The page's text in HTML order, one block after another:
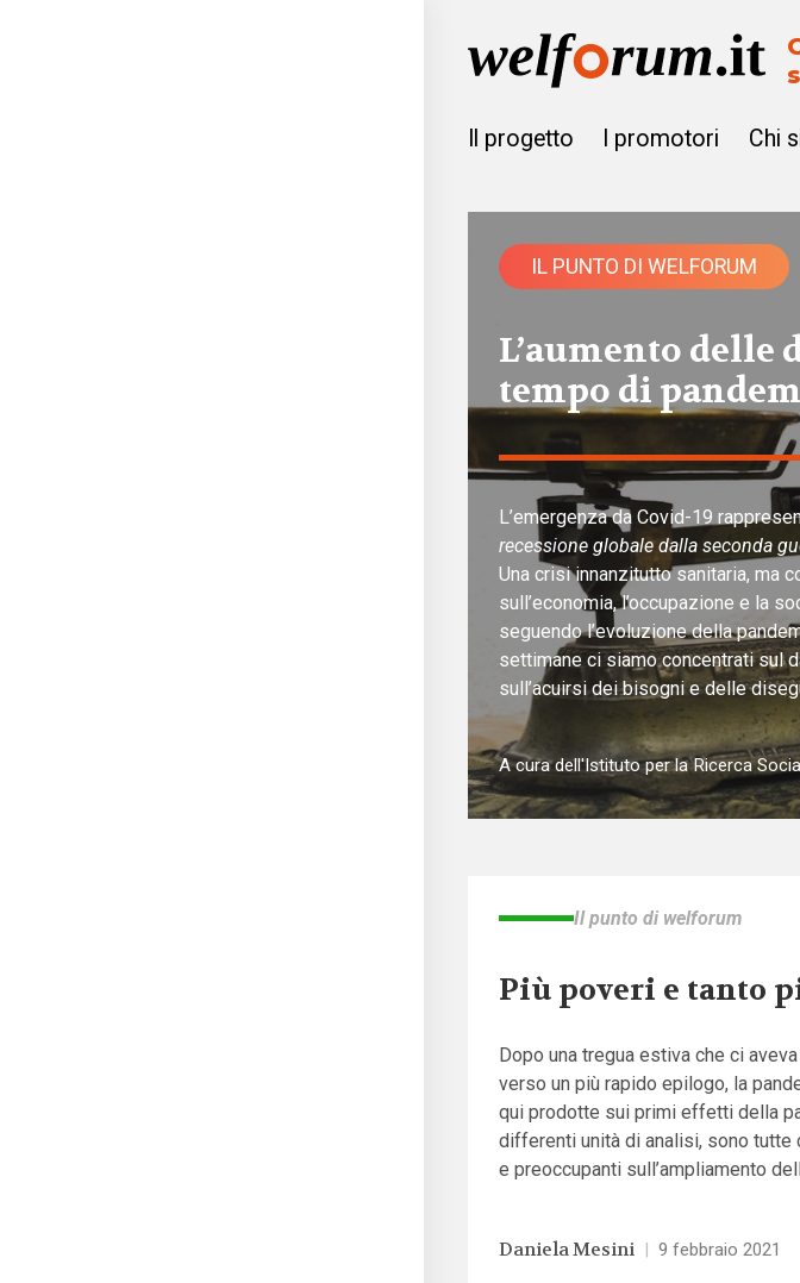
Il progetto I promotori Chi
IL PUNTO DI WELFORUM
L’aumento delle
tempo di
L’emergenza da Covid-19
recessione globale dalla seconda
Una crisi innanzitutto sanitaria, ma
sull’economia, l’occupazione e la
seguendo l’evoluzione della
settimane ci siamo concentrati sul
sull’acuirsi dei bisogni e delle
A cura dell'Istituto per la Ricerca
Il punto di welforum
Più poveri e tanto
Dopo una tregua estiva che ci
verso un più rapido epilogo, la
qui prodotte sui primi effetti della
differenti unità di analisi, sono tutte
e preoccupanti sull’ampliamento
Daniela Mesini 9 febbraio 2021